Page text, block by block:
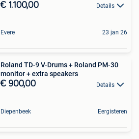
€ 1.100,00 Details
Evere 23 jan 26
Roland TD-9 V-Drums + Roland PM-30
monitor + extra speakers
€ 900,00 Details
Diepenbeek Eergisteren